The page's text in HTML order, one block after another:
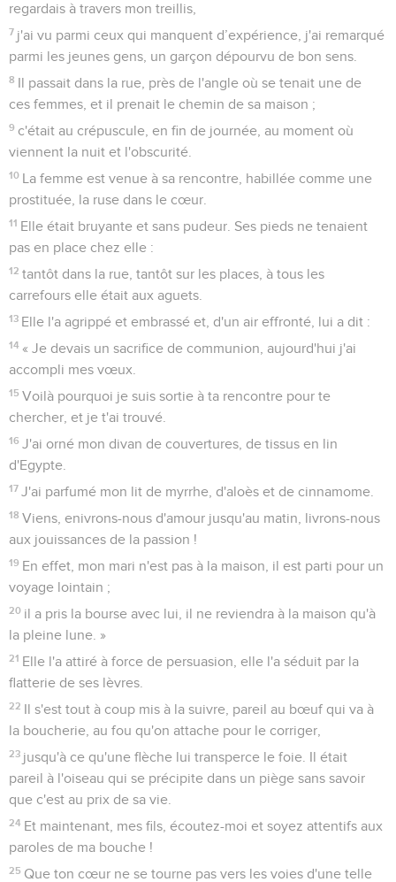
regardais à travers mon treillis,
7 j'ai vu parmi ceux qui manquent d’expérience, j'ai remarqué
parmi les jeunes gens, un garçon dépourvu de bon sens.
8 Il passait dans la rue, près de l'angle où se tenait une de
ces femmes, et il prenait le chemin de sa maison ;
9 c'était au crépuscule, en fin de journée, au moment où
viennent la nuit et l'obscurité.
10 La femme est venue à sa rencontre, habillée comme une
prostituée, la ruse dans le cœur.
11 Elle était bruyante et sans pudeur. Ses pieds ne tenaient
pas en place chez elle :
12 tantôt dans la rue, tantôt sur les places, à tous les
carrefours elle était aux aguets.
13 Elle l'a agrippé et embrassé et, d'un air effronté, lui a dit :
14 « Je devais un sacrifice de communion, aujourd'hui j'ai
accompli mes vœux.
15 Voilà pourquoi je suis sortie à ta rencontre pour te
chercher, et je t'ai trouvé.
16 J'ai orné mon divan de couvertures, de tissus en lin
d'Egypte.
17 J'ai parfumé mon lit de myrrhe, d'aloès et de cinnamome.
18 Viens, enivrons-nous d'amour jusqu'au matin, livrons-nous
aux jouissances de la passion !
19 En effet, mon mari n'est pas à la maison, il est parti pour un
voyage lointain ;
20 il a pris la bourse avec lui, il ne reviendra à la maison qu'à
la pleine lune. »
21 Elle l'a attiré à force de persuasion, elle l'a séduit par la
flatterie de ses lèvres.
22 Il s'est tout à coup mis à la suivre, pareil au bœuf qui va à
la boucherie, au fou qu'on attache pour le corriger,
23 jusqu'à ce qu'une flèche lui transperce le foie. Il était
pareil à l'oiseau qui se précipite dans un piège sans savoir
que c'est au prix de sa vie.
24 Et maintenant, mes fils, écoutez-moi et soyez attentifs aux
paroles de ma bouche !
25 Que ton cœur ne se tourne pas vers les voies d'une telle